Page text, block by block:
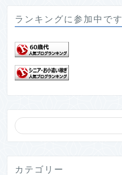
ランキングに参加中です
カテゴリー